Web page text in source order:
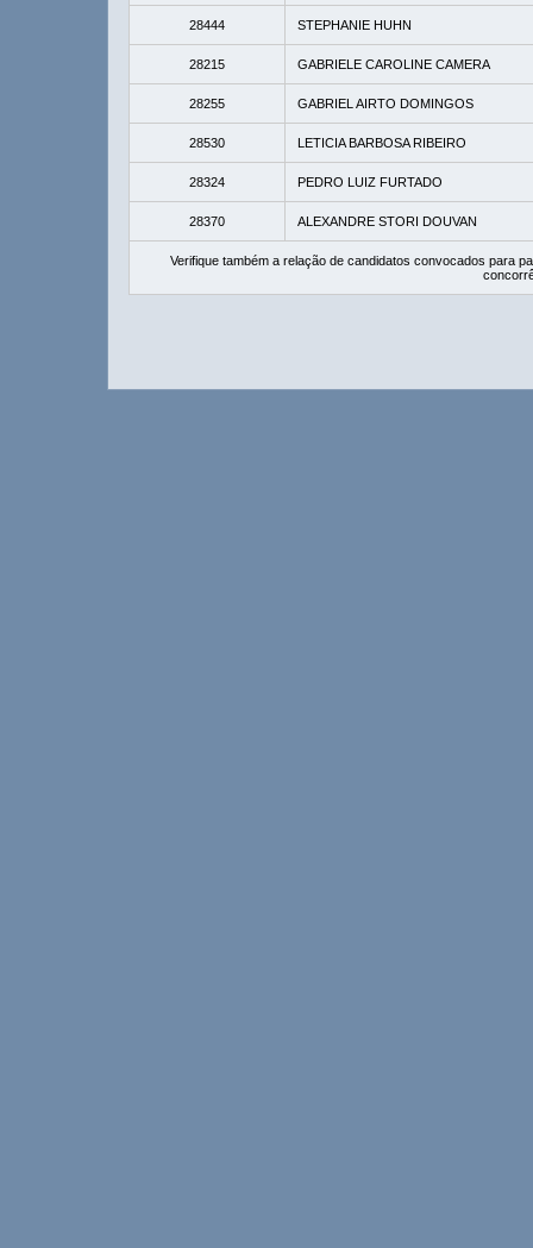
28444 STEPHANIE HUHN
28215 GABRIELE CAROLINE CAMERA
28255 GABRIEL AIRTO DOMINGOS
28530 LETICIA BARBOSA RIBEIRO
28324 PEDRO LUIZ FURTADO
28370 ALEXANDRE STORI DOUVAN
Verifique também a relação de candidatos convocados para